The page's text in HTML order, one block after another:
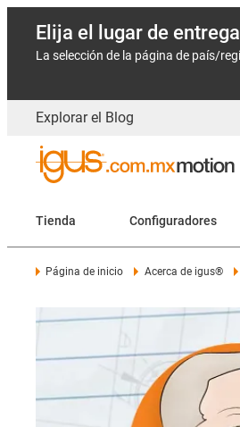
Elija el lugar de entrega
La selección de la página de país/
Explorar el Blog
Tienda Configuradores
Página de inicio Acerca de igus®